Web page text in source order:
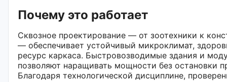
Почему это работает
Сквозное проектирование — от зоотехники к
— обеспечивает устойчивый микроклимат,
ресурс каркаса. Быстровозводимые здания и
позволяют наращивать мощности без остановки
Благодаря технологической дисциплине,